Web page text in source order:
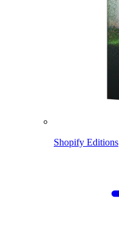
Shopify Editions